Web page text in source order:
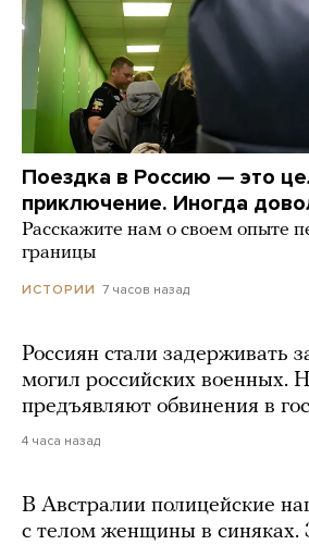
Поездка в Россию — это
приключение. Иногда
Расскажите нам о своем опыте
границы
ИСТОРИИ 7 часов назад
Россиян стали задерживать
могил российских военных.
предъявляют обвинения в
4 часа назад
В Австралии полицейские
с телом женщины в синяках.